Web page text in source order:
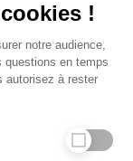
!
notre audience,
questions en temps
autorisez à rester